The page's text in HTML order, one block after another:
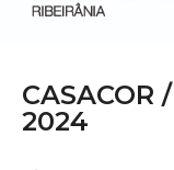
CASACOR /
2024